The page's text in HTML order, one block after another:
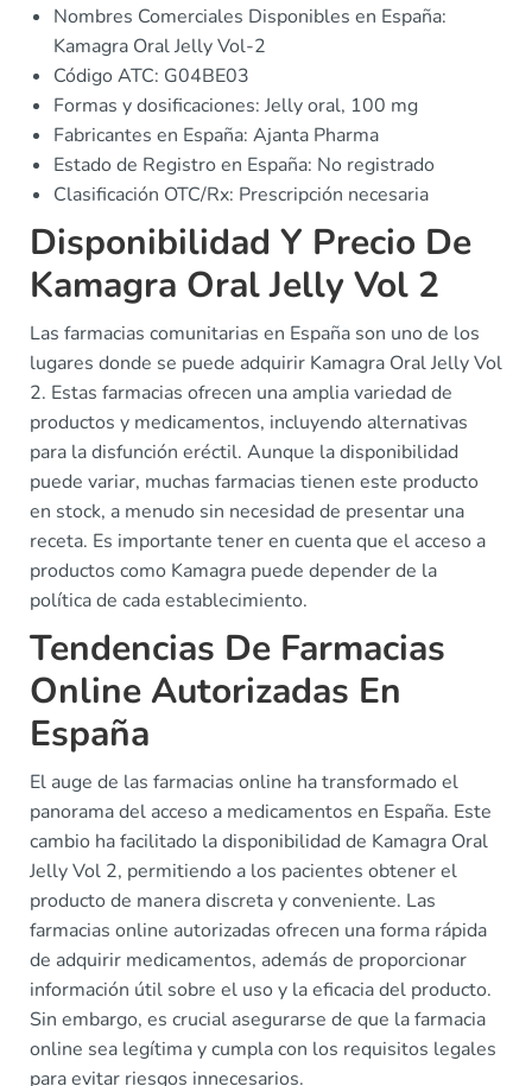
Nombres Comerciales Disponibles en España:
Kamagra Oral Jelly Vol-2
Código ATC: G04BE03
Formas y dosificaciones: Jelly oral, 100 mg
Fabricantes en España: Ajanta Pharma
Estado de Registro en España: No registrado
Clasificación OTC/Rx: Prescripción necesaria
Disponibilidad Y Precio De
Kamagra Oral Jelly Vol 2
Las farmacias comunitarias en España son uno de los
lugares donde se puede adquirir Kamagra Oral Jelly Vol
2. Estas farmacias ofrecen una amplia variedad de
productos y medicamentos, incluyendo alternativas
para la disfunción eréctil. Aunque la disponibilidad
puede variar, muchas farmacias tienen este producto
en stock, a menudo sin necesidad de presentar una
receta. Es importante tener en cuenta que el acceso a
productos como Kamagra puede depender de la
política de cada establecimiento.
Tendencias De Farmacias
Online Autorizadas En
España
El auge de las farmacias online ha transformado el
panorama del acceso a medicamentos en España. Este
cambio ha facilitado la disponibilidad de Kamagra Oral
Jelly Vol 2, permitiendo a los pacientes obtener el
producto de manera discreta y conveniente. Las
farmacias online autorizadas ofrecen una forma rápida
de adquirir medicamentos, además de proporcionar
información útil sobre el uso y la eficacia del producto.
Sin embargo, es crucial asegurarse de que la farmacia
online sea legítima y cumpla con los requisitos legales
para evitar riesgos innecesarios.